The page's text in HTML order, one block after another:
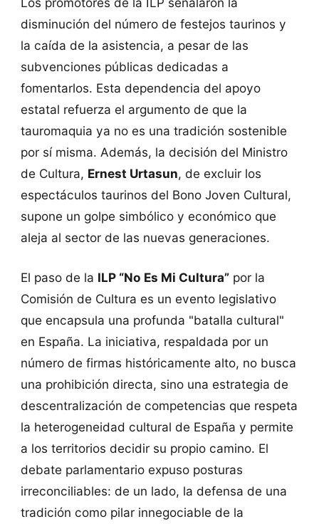
disminución del número de festejos taurinos y
la caída de la asistencia, a pesar de las
subvenciones públicas dedicadas a
fomentarlos. Esta dependencia del apoyo
estatal refuerza el argumento de que la
tauromaquia ya no es una tradición sostenible
por sí misma. Además, la decisión del Ministro
de Cultura, Ernest Urtasun, de excluir los
espectáculos taurinos del Bono Joven Cultural,
supone un golpe simbólico y económico que
aleja al sector de las nuevas generaciones.
El paso de la ILP “No Es Mi Cultura”por la
Comisión de Cultura es un evento legislativo
que encapsula una profunda "batalla cultural"
en España. La iniciativa, respaldada por un
número de firmas históricamente alto, no busca
una prohibición directa, sino una estrategia de
descentralización de competencias que respeta
la heterogeneidad cultural de España y permite
a los territorios decidir su propio camino. El
debate parlamentario expuso posturas
irreconciliables: de un lado, la defensa de una
tradición como pilar innegociable de la